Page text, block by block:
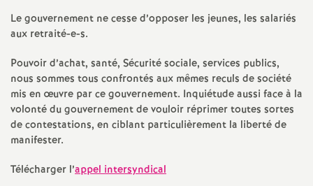
e
i
g
n
Le gouvernement ne cesse d’opposer les jeunes, les salariés
aux retraité-e-s.
Pouvoir d’achat, santé, Sécurité sociale, services publics,
nous sommes tous confrontés aux mêmes reculs de société
mis en œuvre par ce gouvernement. Inquiétude aussi face à la
volonté du gouvernement de vouloir réprimer toutes sortes
de contestations, en ciblant particulièrement la liberté de
manifester.
Télécharger l’appel intersyndical